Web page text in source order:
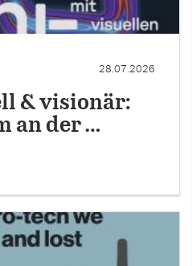
28.07.2026
& visionär:
an der …